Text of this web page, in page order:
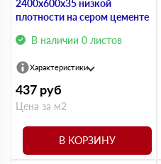
2400х600х35 низкой
плотности на сером цементе
В наличии 0 листов
Характеристики
437 руб
Цена за м2
В КОРЗИНУ